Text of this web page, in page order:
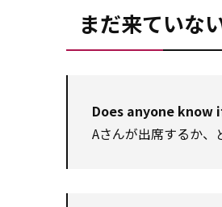
まだ来ていな
Does anyone know
Aさんが出席するか、